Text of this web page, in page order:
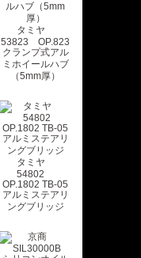
タミヤ
53823 OP.823
クランプ式アル
ミホイールハブ
（5mm厚）
タミヤ
54802
OP.1802 TB-05
アルミステアリ
ングブリッジ